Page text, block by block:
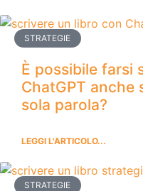
STRATEGIE
È possibile farsi
ChatGPT anche
sola parola?
LEGGI L'ARTICOLO...
STRATEGIE